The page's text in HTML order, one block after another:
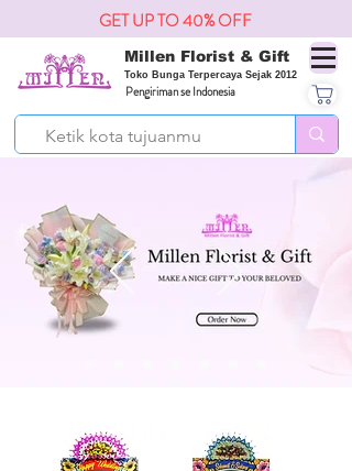
Millen Florist & Gift
Toko Bunga Terpercaya Sejak 2012
Pengiriman se Indonesia
GET UP TO 40% OFF